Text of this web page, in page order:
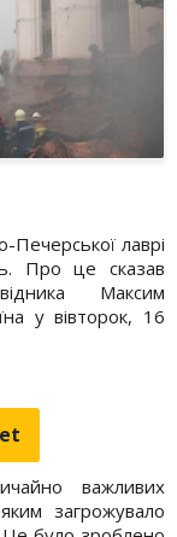
Печерської лаврі
Про це сказав
Максим
у вівторок, 16
важливих
загрожувало